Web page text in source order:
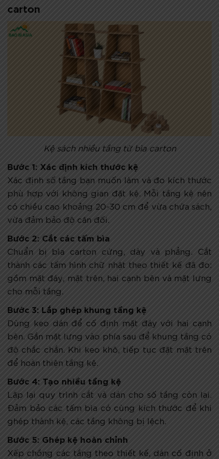
carton
Kệ sách nhiều tầng từ bìa carton
Bước 1: Xác định kích thước kệ
Xác định số tầng bạn muốn làm và đo kích thước
phù hợp với không gian đặt kệ. Mỗi tầng kệ nên
có chiều cao khoảng 20-30 cm để vừa chứa sách,
vừa đảm bảo độ cân đối.
Bước 2: Cắt các tấm bìa
Chuẩn bị bìa carton cứng, dày và phẳng. Cắt
thành các tấm hình chữ nhật theo thiết kế đã đo:
gồm mặt đáy, mặt trên, hai cạnh bên và mặt lưng
cho mỗi tầng.
Bước 3: Lắp ghép khung tầng kệ
Dùng keo dán để cố định mặt đáy với hai cạnh
bên. Gắn mặt lưng vào phía sau để khung tầng có
độ chắc chắn. Khi keo khô, tiếp tục đặt mặt trên
để hoàn thiện tầng kệ.
Bước 4: Tạo nhiều tầng kệ
Lặp lại quy trình cắt và dán cho số tầng còn lại.
Đảm bảo các tấm bìa có cùng kích thước để khi
ghép thành kệ, các tầng không bị lệch.
Bước 5: Ghép kệ hoàn chỉnh
Xếp chồng các tầng theo thiết kế, dán cố định ở